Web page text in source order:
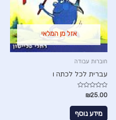
אזל מן המלאי
חוברות עבודה
עברית לכל לכתה ו
דורג
0
מתוך
₪25.00
מידע נוסף